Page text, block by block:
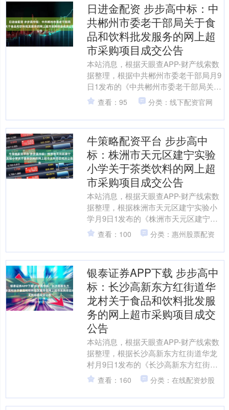
日进金配资 步步高中标：中
共郴州市委老干部局关于食
品和饮料批发服务的网上超
市采购项目成交公告
本站消息，根据天眼查APP-财产线索数
据整理，根据中共郴州市委老干部局月9
日1发布的《中共郴州市委老干部局关于
食品和饮料批发服务的网上超市采购项
目成交公告》内容....
查看：95 分类：线下配资官网
牛策略配资平台 步步高中
标：株洲市天元区建宁实验
小学关于茶类饮料的网上超
市采购项目成交公告
本站消息，根据天眼查APP-财产线索数
据整理，根据株洲市天元区建宁实验小
学月9日1发布的《株洲市天元区建宁实
验小学关于茶类饮料的网上超市采购项
目成交公告》内容显....
查看：100 分类：惠州股票配资
银泰证券APP下载 步步高中
标：长沙高新东方红街道华
龙村关于食品和饮料批发服
务的网上超市采购项目成交
公告
本站消息，根据天眼查APP-财产线索数
据整理，根据长沙高新东方红街道华龙
村月9日1发布的《长沙高新东方红街道
华龙村关于食品和饮料批发服务的网上
超市采购项目成交公....
查看：160 分类：在线配资炒股